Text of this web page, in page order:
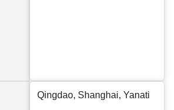
Qingdao, Shanghai, Yanati